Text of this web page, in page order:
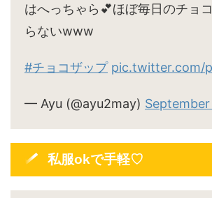
はへっちゃら💕ほぼ毎日のチョ
らないwww
#チョコザップ pic.twitter.com/
— Ayu (@ayu2may)
私服okで手軽♡